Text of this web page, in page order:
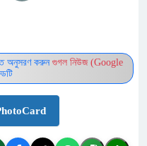
অনুসরণ করুন গুগল নিউজ (Google